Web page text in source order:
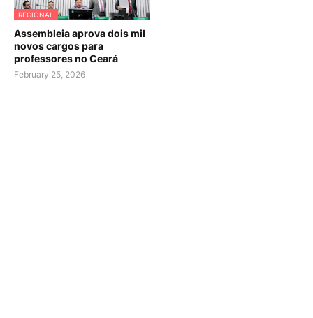
REGIONAL
Assembleia aprova dois mil
novos cargos para
professores no Ceará
February 25, 2026